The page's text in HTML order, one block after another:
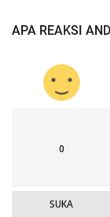
APA REAKSI
0
SUKA